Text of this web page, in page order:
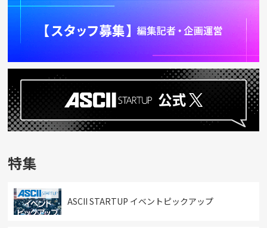
特集
ASCII STARTUP イベントピックアップ